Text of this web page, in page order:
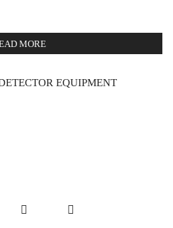
MORE
EQUIPMENT